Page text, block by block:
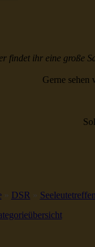
findet ihr eine große
Gerne sehen
» DSR » Seeleutetreffen